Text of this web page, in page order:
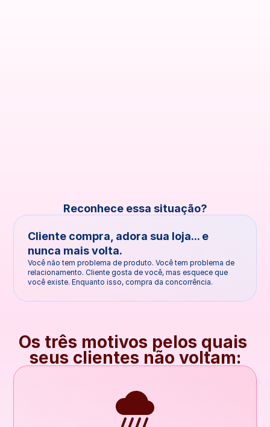
Reconhece essa situação?
Cliente compra, adora sua loja... e
nunca mais volta.
Você não tem problema de produto. Você tem problema de
relacionamento. Cliente gosta de você, mas esquece que
você existe. Enquanto isso, compra da concorrência.
Os três motivos pelos quais
seus clientes não voltam: